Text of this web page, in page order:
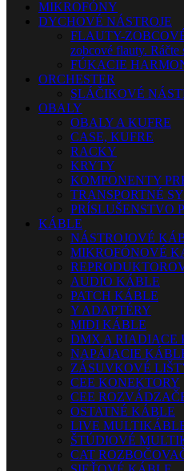
MIKROFÓNY
DYCHOVÉ NÁSTROJE
FLAUTY-
zobcové flauty.
FÚKACIE
ORCHESTER
SLÁČIKOVÉ
OBALY
OBALY A KUFRE
CASE, KUFRE
RACKY
KRYTY
KOMPONENTY
TRANSPORTNÉ
PRÍSLUŠENSTVO
KÁBLE
NÁSTROJOVÉ
MIKROFÓNOVÉ
AUDIO KÁBLE
PATCH KÁBLE
Y ADAPTÉRY
MIDI KÁBLE
DMX A RIADIACE
NAPÁJACIE
ZÁSUVKOVÉ
CEE KONEKTORY
CEE
OSTATNÉ KÁBLE
LIVE
ŠTÚDIOVÉ
CAT